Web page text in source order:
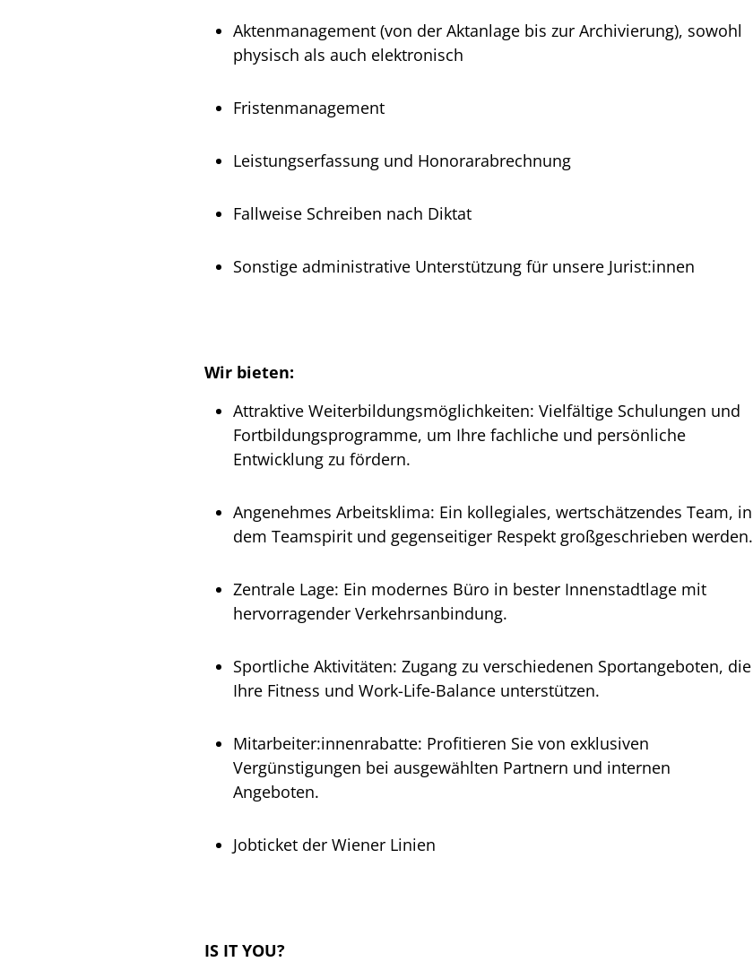
Aktenmanagement (von der Aktanlage bis zur Archivierung), sowohl
physisch als auch elektronisch
Fristenmanagement
Leistungserfassung und Honorarabrechnung
Fallweise Schreiben nach Diktat
Sonstige administrative Unterstützung für unsere Jurist:innen
Wir bieten:
Attraktive Weiterbildungsmöglichkeiten: Vielfältige Schulungen und
Fortbildungsprogramme, um Ihre fachliche und persönliche
Entwicklung zu fördern.
Angenehmes Arbeitsklima: Ein kollegiales, wertschätzendes Team, in
dem Teamspirit und gegenseitiger Respekt großgeschrieben werden.
Zentrale Lage: Ein modernes Büro in bester Innenstadtlage mit
hervorragender Verkehrsanbindung.
Sportliche Aktivitäten: Zugang zu verschiedenen Sportangeboten, die
Ihre Fitness und Work-Life-Balance unterstützen.
Mitarbeiter:innenrabatte: Profitieren Sie von exklusiven
Vergünstigungen bei ausgewählten Partnern und internen
Angeboten.
Jobticket der Wiener Linien
IS IT YOU?